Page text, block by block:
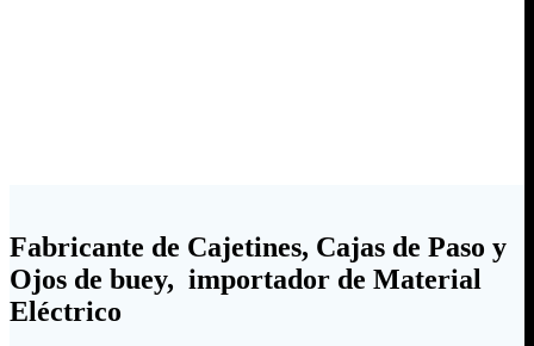
Fabricante de Cajetines, Cajas de Paso y
Ojos de buey, importador de Material
Eléctrico